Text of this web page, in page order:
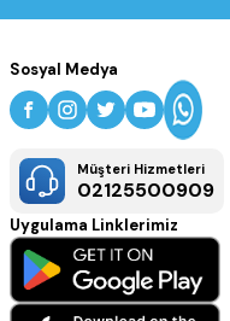
Sosyal Medya
Müşteri Hizmetleri
02125500909
Uygulama Linklerimiz